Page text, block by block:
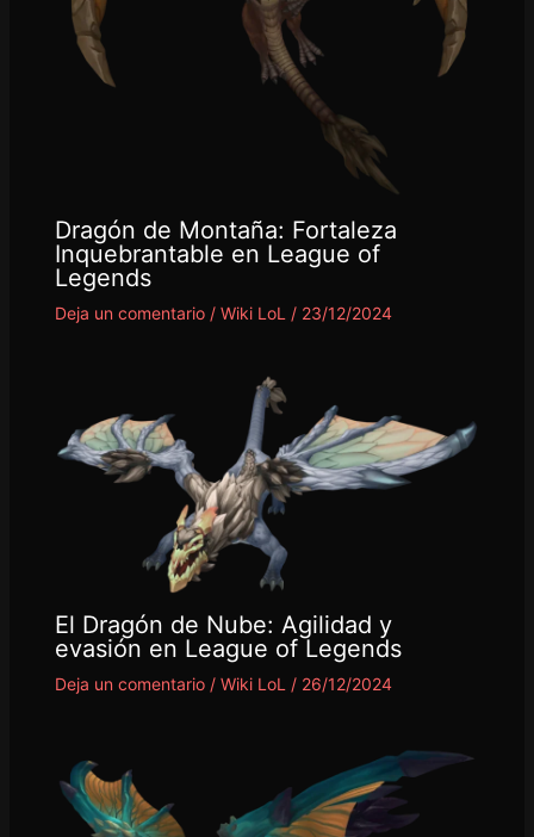
Dragón de Montaña: Fortaleza
Inquebrantable en League of
Legends
Deja un comentario / Wiki LoL / 23/12/2024
El Dragón de Nube: Agilidad y
evasión en League of Legends
Deja un comentario / Wiki LoL / 26/12/2024